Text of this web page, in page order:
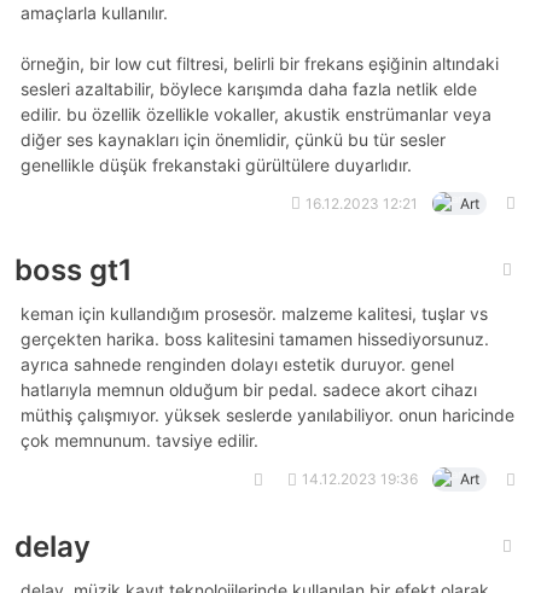
amaçlarla kullanılır.
örneğin, bir low cut filtresi, belirli bir frekans eşiğinin altındaki
sesleri azaltabilir, böylece karışımda daha fazla netlik elde
edilir. bu özellik özellikle vokaller, akustik enstrümanlar veya
diğer ses kaynakları için önemlidir, çünkü bu tür sesler
genellikle düşük frekanstaki gürültülere duyarlıdır.
16.12.2023 12:21 Art
boss gt1
keman için kullandığım prosesör. malzeme kalitesi, tuşlar vs
gerçekten harika. boss kalitesini tamamen hissediyorsunuz.
ayrıca sahnede renginden dolayı estetik duruyor. genel
hatlarıyla memnun olduğum bir pedal. sadece akort cihazı
müthiş çalışmıyor. yüksek seslerde yanılabiliyor. onun haricinde
çok memnunum. tavsiye edilir.
14.12.2023 19:36 Art
delay